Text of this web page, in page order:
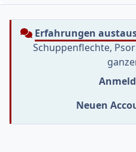
Erfahrungen
Schuppenflechte,
Neuen